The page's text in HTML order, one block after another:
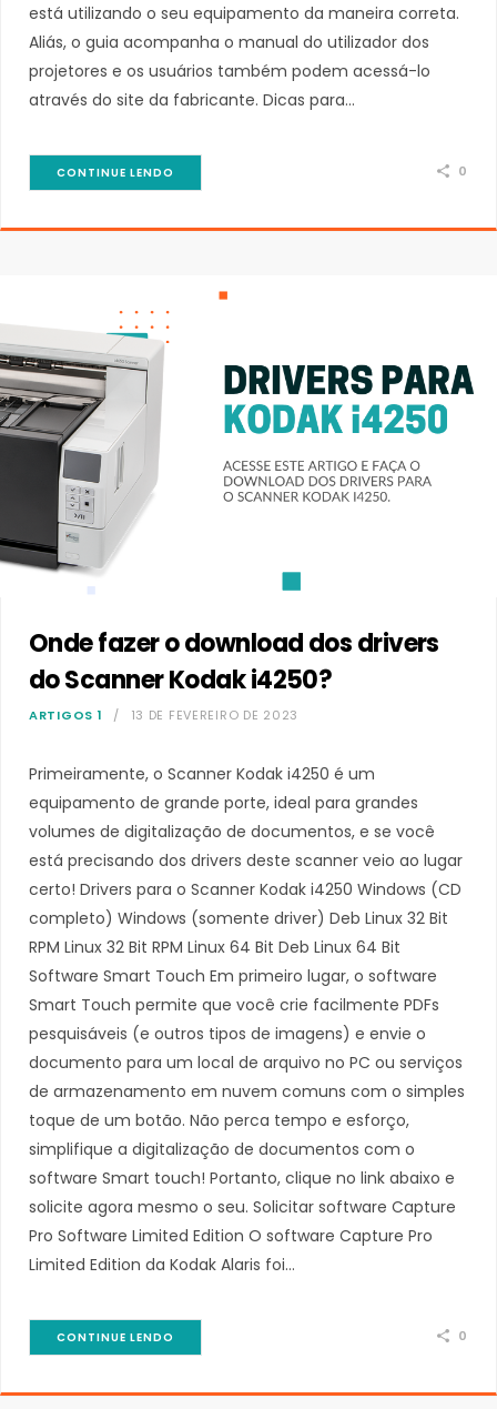
está utilizando o seu equipamento da maneira correta.
Aliás, o guia acompanha o manual do utilizador dos
projetores e os usuários também podem acessá-lo
através do site da fabricante. Dicas para…
CONTINUE LENDO 0
Onde fazer o download dos drivers
do Scanner Kodak i4250?
ARTIGOS 1 13 DE FEVEREIRO DE 2023
Primeiramente, o Scanner Kodak i4250 é um
equipamento de grande porte, ideal para grandes
volumes de digitalização de documentos, e se você
está precisando dos drivers deste scanner veio ao lugar
certo! Drivers para o Scanner Kodak i4250 Windows (CD
completo) Windows (somente driver) Deb Linux 32 Bit
RPM Linux 32 Bit RPM Linux 64 Bit Deb Linux 64 Bit
Software Smart Touch Em primeiro lugar, o software
Smart Touch permite que você crie facilmente PDFs
pesquisáveis (e outros tipos de imagens) e envie o
documento para um local de arquivo no PC ou serviços
de armazenamento em nuvem comuns com o simples
toque de um botão. Não perca tempo e esforço,
simplifique a digitalização de documentos com o
software Smart touch! Portanto, clique no link abaixo e
solicite agora mesmo o seu. Solicitar software Capture
Pro Software Limited Edition O software Capture Pro
Limited Edition da Kodak Alaris foi…
CONTINUE LENDO 0